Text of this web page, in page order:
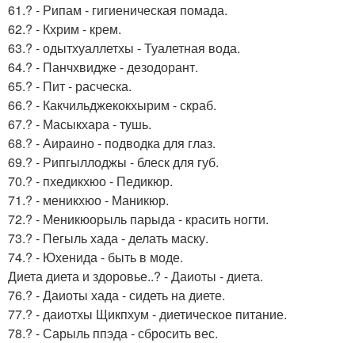
61.? - Рипам - гигиеническая помада.
62.? - Кхрим - крем.
63.? - одытхуаллетхы - Туалетная вода.
64.? - Панчхвидже - дезодорант.
65.? - Пит - расческа.
66.? - Какчильджекокхырим - скраб.
67.? - Масыкхара - тушь.
68.? - Аираино - подводка для глаз.
69.? - Рипгыллоджы - блеск для губ.
70.? - пхедикхюо - Педикюр.
71.? - меникхюо - Маникюр.
72.? - Меникюорыль парыда - красить ногти.
73.? - Пегыль хада - делать маску.
74.? - Юхенида - быть в моде.
Диета диета и здоровье..? - Даиоты - диета.
76.? - Даиоты хада - сидеть на диете.
77.? - даиотхы Щикпхум - диетическое питание.
78.? - Сарыль ппэда - сбросить вес.